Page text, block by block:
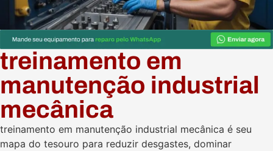
treinamento em
manutenção industrial
mecânica
treinamento em manutenção industrial mecânica é seu
mapa do tesouro para reduzir desgastes, dominar